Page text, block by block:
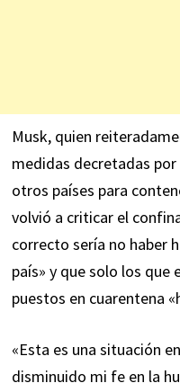
Musk, quien
medidas decretadas
otros países para
volvió a criticar el
correcto sería no haber
país» y que solo los que
puestos en cuarentena
«Esta es una situación
disminuido mi fe en la